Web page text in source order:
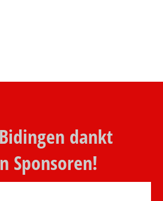
dankt
Sponsoren!